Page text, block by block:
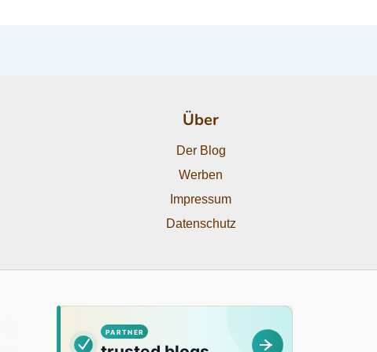
Über
Der Blog
Werben
Impressum
Datenschutz